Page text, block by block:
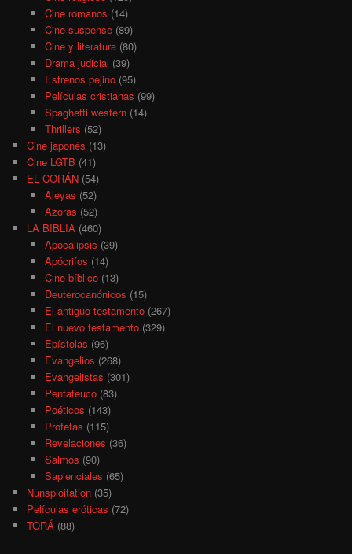
Cine romanos (14)
Cine suspense(89)
Cine y literatura(80)
Drama judicial (39)
Estrenos pejino(95)
Películas cristianas (99)
Spaghetti western(14)
Thrillers (52)
Cine japonés (13)
Cine LGTB (41)
EL CORÁN (54)
Aleyas (52)
Azoras (52)
LA BIBLIA (460)
Apocalipsis (39)
Apócrifos (14)
Cine bíblico(13)
Deuterocanónicos (15)
El antiguo testamento(267)
El nuevo testamento(329)
Epístolas (96)
Evangelios (268)
Evangelistas (301)
Pentateuco(83)
Poéticos (143)
Profetas (115)
Revelaciones (36)
Salmos (90)
Sapienciales (65)
Nunsploitation (35)
Películas eróticas (72)
TORÁ (88)